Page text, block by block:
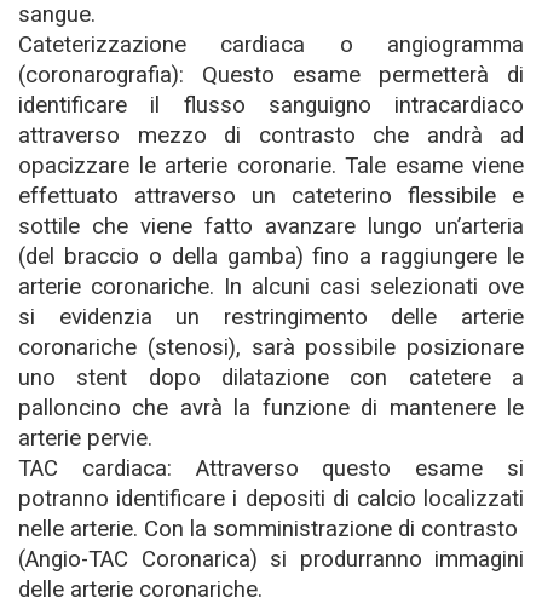
sangue.
Cateterizzazione cardiaca o angiogramma
(coronarografia): Questo esame permetterà di
identificare il flusso sanguigno intracardiaco
attraverso mezzo di contrasto che andrà ad
opacizzare le arterie coronarie. Tale esame viene
effettuato attraverso un cateterino flessibile e
sottile che viene fatto avanzare lungo un’arteria
(del braccio o della gamba) fino a raggiungere le
arterie coronariche. In alcuni casi selezionati ove
si evidenzia un restringimento delle arterie
coronariche (stenosi), sarà possibile posizionare
uno stent dopo dilatazione con catetere a
palloncino che avrà la funzione di mantenere le
arterie pervie.
TAC cardiaca: Attraverso questo esame si
potranno identificare i depositi di calcio localizzati
nelle arterie. Con la somministrazione di contrasto
(Angio-TAC Coronarica) si produrranno immagini
delle arterie coronariche.